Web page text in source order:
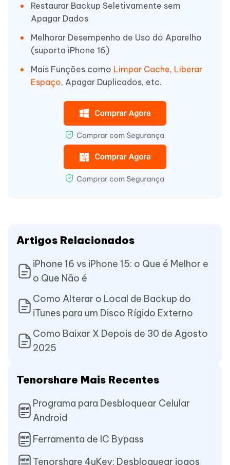
Restaurar Backup Seletivamente sem
Apagar Dados
Melhorar Desempenho de Uso do Aparelho
(suporta iPhone 16)
Mais Funções como Limpar Cache, Liberar
Espaço, Apagar Duplicados, etc.
Artigos Relacionados
iPhone 16 vs iPhone 15: o Que é Melhor e
o Que Não é
Como Alterar o Local de Backup do
iTunes para um Disco Rígido Externo
Como Baixar X Depois de 30 de Agosto
2025
Tenorshare Mais Recentes
Programa para Desbloquear Celular
Android
Ferramenta de IC Bypass
Tenorshare 4uKey: Desbloquear jogos